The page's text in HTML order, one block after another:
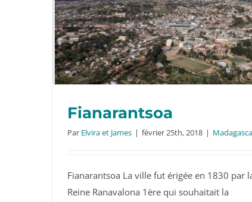
Fianarantsoa
Fianarantsoa
Par Elvira et James | février 25th, 2018 |
Fianarantsoa La ville fut érigée en 1830 par
Reine Ranavalona 1ère qui souhaitait la